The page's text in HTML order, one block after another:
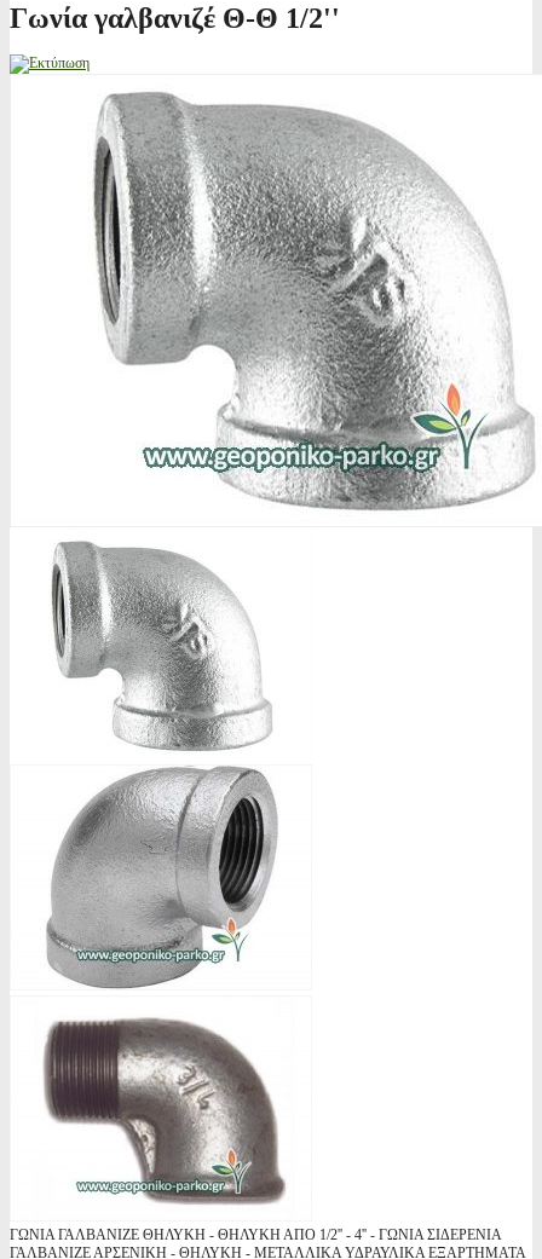
Γωνία γαλβανιζέ Θ-Θ 1/2''
ΓΩΝΙΑ ΓΑΛΒΑΝΙΖΕ ΘΗΛΥΚΗ - ΘΗΛΥΚΗ ΑΠΟ 1/2'' - 4'' - ΓΩΝΙΑ ΣΙΔΕΡΕΝΙΑ
ΓΑΛΒΑΝΙΖΕ ΑΡΣΕΝΙΚΗ - ΘΗΛΥΚΗ - ΜΕΤΑΛΛΙΚΑ ΥΔΡΑΥΛΙΚΑ ΕΞΑΡΤΗΜΑΤΑ